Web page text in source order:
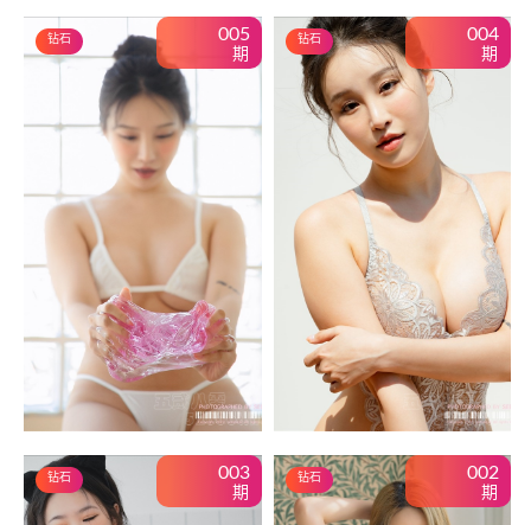
钻石 005
期
钻石 004
期
钻石 003
期
钻石 002
期